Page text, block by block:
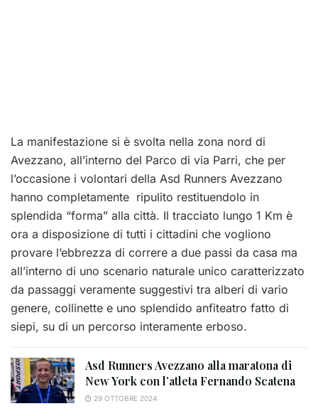
La manifestazione si è svolta nella zona nord di
Avezzano, all’interno del Parco di via Parri, che per
l’occasione i volontari della Asd Runners Avezzano
hanno completamente ripulito restituendolo in
splendida “forma” alla città. Il tracciato lungo 1 Km è
ora a disposizione di tutti i cittadini che vogliono
provare l’ebbrezza di correre a due passi da casa ma
all’interno di uno scenario naturale unico caratterizzato
da passaggi veramente suggestivi tra alberi di vario
genere, collinette e uno splendido anfiteatro fatto di
siepi, su di un percorso interamente erboso.
Asd Runners Avezzano alla maratona di
New York con l’atleta Fernando Scatena
29 OTTOBRE 2024